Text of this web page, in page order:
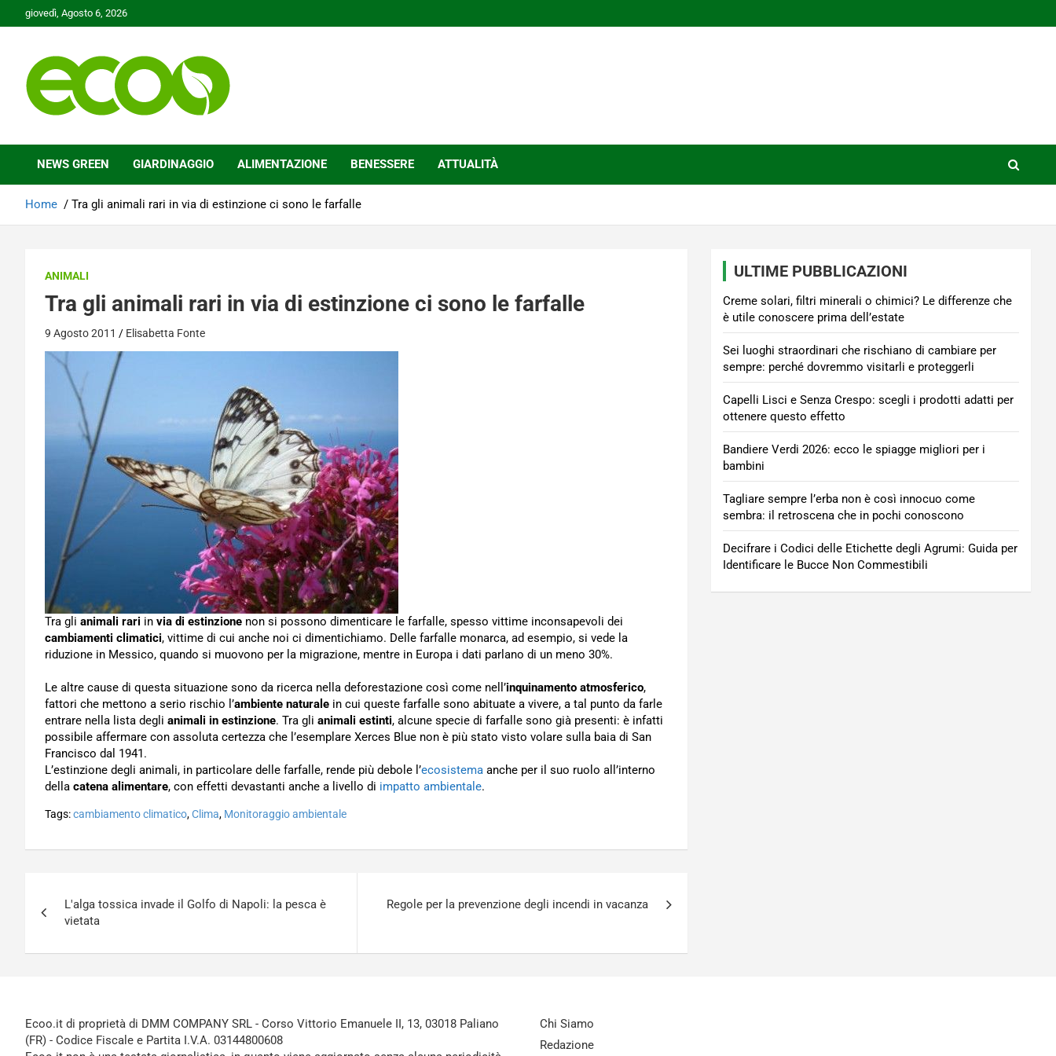
to
giovedì, Agosto 6, 2026
Ecoo.it
NEWS GREEN GIARDINAGGIO ALIMENTAZIONE BENESSERE ATTUALITÀ
Home Tra gli animali rari in via di estinzione ci sono le farfalle
ANIMALI
Tra gli animali rari in via di estinzione ci sono le farfalle
9 Agosto 2011 Elisabetta Fonte
Tra gli animali rari in via di estinzione non si possono dimenticare le farfalle, spesso vittime inconsapevoli dei
cambiamenti climatici, vittime di cui anche noi ci dimentichiamo. Delle farfalle monarca, ad esempio, si vede la
riduzione in Messico, quando si muovono per la migrazione, mentre in Europa i dati parlano di un meno 30%.
Le altre cause di questa situazione sono da ricerca nella deforestazione così come nell’inquinamento atmosferico,
fattori che mettono a serio rischio l’ambiente naturale in cui queste farfalle sono abituate a vivere, a tal punto da farle
entrare nella lista degli animali in estinzione. Tra gli animali estinti, alcune specie di farfalle sono già presenti: è infatti
possibile affermare con assoluta certezza che l’esemplare Xerces Blue non è più stato visto volare sulla baia di San
Francisco dal 1941.
L’estinzione degli animali, in particolare delle farfalle, rende più debole l’ecosistema anche per il suo ruolo all’interno
della catena alimentare, con effetti devastanti anche a livello di impatto ambientale.
Tags:cambiamento climatico,Clima, Monitoraggio ambientale
articoli
L'alga tossica invade il Golfo di Napoli: la pesca è
vietata
Regole per la prevenzione degli incendi in vacanza
ULTIME PUBBLICAZIONI
Creme solari, filtri minerali o chimici? Le differenze che
è utile conoscere prima dell’estate
Sei luoghi straordinari che rischiano di cambiare per
sempre: perché dovremmo visitarli e proteggerli
Capelli Lisci e Senza Crespo: scegli i prodotti adatti per
ottenere questo effetto
Bandiere Verdi 2026: ecco le spiagge migliori per i
bambini
Tagliare sempre l’erba non è così innocuo come
sembra: il retroscena che in pochi conoscono
Decifrare i Codici delle Etichette degli Agrumi: Guida per
Identificare le Bucce Non Commestibili
Ecoo.it di proprietà di DMM COMPANY SRL - Corso Vittorio Emanuele II, 13, 03018 Paliano
(FR) - Codice Fiscale e Partita I.V.A. 03144800608
Chi Siamo
Redazione